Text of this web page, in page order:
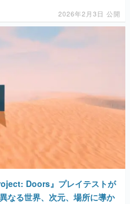
2026年2月3日 公開
Doors』プレイテストが
なる世界、次元、場所に導か